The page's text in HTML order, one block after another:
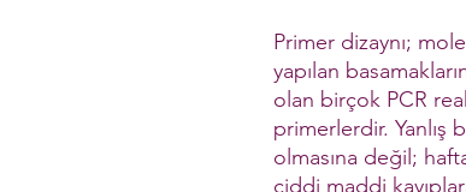
Primer dizaynı;
yapılan
olan birçok PCR
primerlerdir. Yanlış
olmasına değil;
ciddi maddi